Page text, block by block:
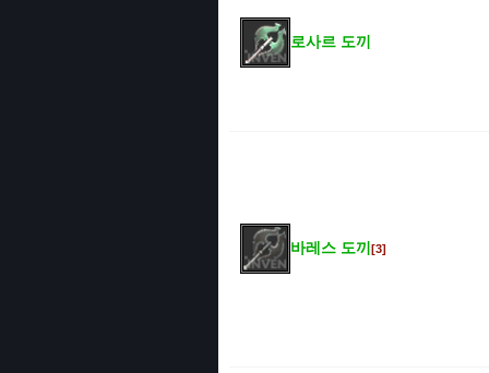
로사르 도끼
바레스 도끼 [3]